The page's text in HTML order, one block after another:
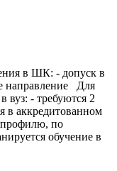
в ШК: - допуск в
Для
вуз: - требуются 2
в аккредитованном
профилю, по
обучение в